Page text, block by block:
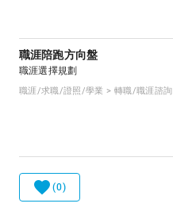
職涯陪跑方向盤
職涯選擇規劃
職涯/求職/證照/學業 > 轉職/職涯諮詢
(0)